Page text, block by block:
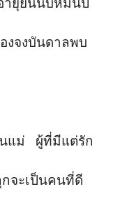
จงบันดาลพบ
นแม่ ผู้ที่มีแต่รัก
จะเป็นคนที่ดี